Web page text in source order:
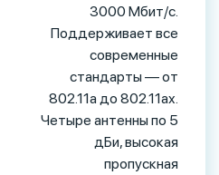
3000 Мбит/с.
Поддерживает все
современные
стандарты — от
802.11a до 802.11ax.
Четыре антенны по 5
дБи, высокая
пропускная